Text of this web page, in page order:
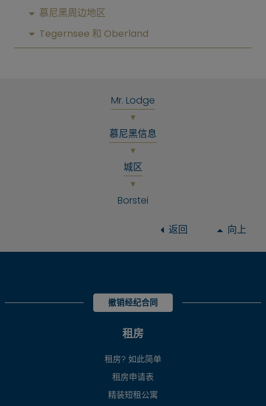
慕尼黑周边地区
Tegernsee 和 Oberland
Mr. Lodge
慕尼黑信息
城区
Borstei
返回 向上
撤销经纪合同
租房
租房? 如此简单
租房申请表
精装短租公寓